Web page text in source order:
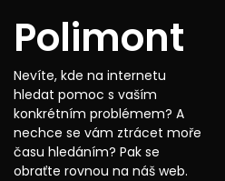
Polimont
Nevíte, kde na internetu
hledat pomoc s vaším
konkrétním problémem? A
nechce se vám ztrácet moře
času hledáním? Pak se
obraťte rovnou na náš web.